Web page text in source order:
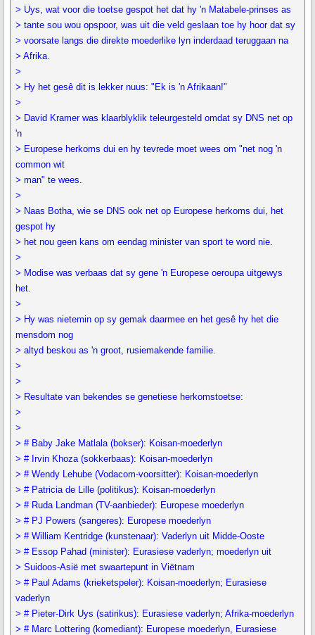
> Uys, wat voor die toetse gespot het dat hy 'n Matabele-prinses as
> tante sou wou opspoor, was uit die veld geslaan toe hy hoor dat sy
> voorsate langs die direkte moederlike lyn inderdaad teruggaan na
> Afrika.
>
> Hy het gesê dit is lekker nuus: "Ek is 'n Afrikaan!"
>
> David Kramer was klaarblyklik teleurgesteld omdat sy DNS net op
'n
> Europese herkoms dui en hy tevrede moet wees om "net nog 'n
common wit
> man" te wees.
>
> Naas Botha, wie se DNS ook net op Europese herkoms dui, het
gespot hy
> het nou geen kans om eendag minister van sport te word nie.
>
> Modise was verbaas dat sy gene 'n Europese oeroupa uitgewys
het.
>
> Hy was nietemin op sy gemak daarmee en het gesê hy het die
mensdom nog
> altyd beskou as 'n groot, rusiemakende familie.
>
>
> Resultate van bekendes se genetiese herkomstoetse:
>
>
> # Baby Jake Matlala (bokser): Koisan-moederlyn
> # Irvin Khoza (sokkerbaas): Koisan-moederlyn
> # Wendy Lehube (Vodacom-voorsitter): Koisan-moederlyn
> # Patricia de Lille (politikus): Koisan-moederlyn
> # Ruda Landman (TV-aanbieder): Europese moederlyn
> # PJ Powers (sangeres): Europese moederlyn
> # William Kentridge (kunstenaar): Vaderlyn uit Midde-Ooste
> # Essop Pahad (minister): Eurasiese vaderlyn; moederlyn uit
> Suidoos-Asië met swaartepunt in Viëtnam
> # Paul Adams (krieketspeler): Koisan-moederlyn; Eurasiese
vaderlyn
> # Pieter-Dirk Uys (satirikus): Eurasiese vaderlyn; Afrika-moederlyn
> # Marc Lottering (komediant): Europese moederlyn, Eurasiese